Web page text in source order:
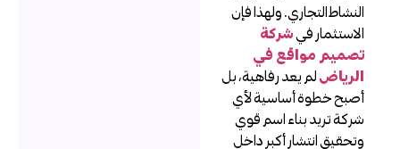
النشاط التجاري. ولهذا فإن
الاستثمار فيشركة
تصميم مواقع في
الرياضلم يعد رفاهية، بل
أصبح خطوة أساسية لأي
شركة تريد بناء اسم قوي
وتحقيق انتشار أكبر داخل